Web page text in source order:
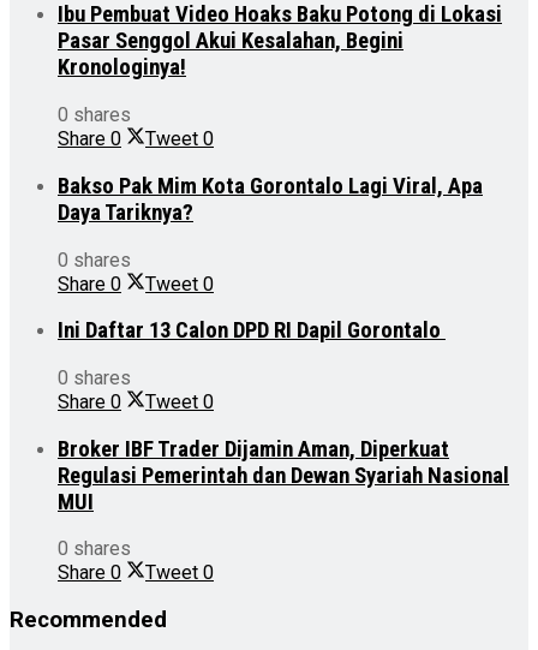
Ibu Pembuat Video Hoaks Baku Potong di Lokasi
Pasar Senggol Akui Kesalahan, Begini
Kronologinya!
0 shares
Share 0 Tweet 0
Bakso Pak Mim Kota Gorontalo Lagi Viral, Apa
Daya Tariknya?
0 shares
Share 0 Tweet 0
Ini Daftar 13 Calon DPD RI Dapil Gorontalo
0 shares
Share 0 Tweet 0
Broker IBF Trader Dijamin Aman, Diperkuat
Regulasi Pemerintah dan Dewan Syariah Nasional
MUI
0 shares
Share 0 Tweet 0
Recommended